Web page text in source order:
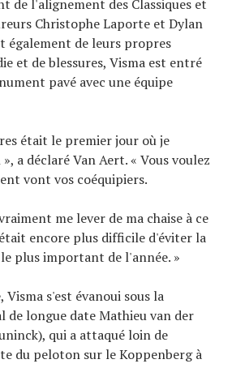
de l'alignement des Classiques et
Christophe Laporte et Dylan
également de leurs propres
et de blessures, Visma est entré
pavé avec une équipe
était le premier jour où je
a déclaré Van Aert. « Vous voulez
vont vos coéquipiers.
me lever de ma chaise à ce
encore plus difficile d'éviter la
plus important de l'année. »
Visma s'est évanoui sous la
de longue date Mathieu van der
qui a attaqué loin de
du peloton sur le Koppenberg à